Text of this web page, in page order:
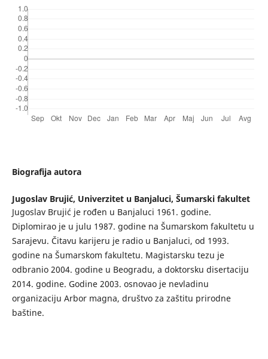
Biografija autora
Jugoslav Brujić, Univerzitet u Banjaluci, Šumarski fakultet
Jugoslav Brujić je rođen u Banjaluci 1961. godine.
Diplomirao je u julu 1987. godine na Šumarskom fakultetu u
Sarajevu. Čitavu karijeru je radio u Banjaluci, od 1993.
godine na Šumarskom fakultetu. Magistarsku tezu je
odbranio 2004. godine u Beogradu, a doktorsku disertaciju
2014. godine. Godine 2003. osnovao je nevladinu
organizaciju Arbor magna, društvo za zaštitu prirodne
baštine.